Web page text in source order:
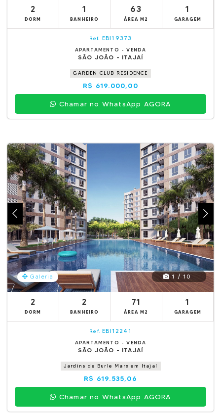
2
DORM
1
BANHEIRO
63
ÁREA M2
1
GARAGEM
Ref. EBI19373
APARTAMENTO - VENDA
SÃO JOÃO - ITAJAÍ
GARDEN CLUB RESIDENCE
R$ 619.000,00
Chamar no WhatsApp AGORA
Galeria 1 / 10
2
DORM
2
BANHEIRO
71
ÁREA M2
1
GARAGEM
Ref. EBI12241
APARTAMENTO - VENDA
SÃO JOÃO - ITAJAÍ
Jardins de Burle Marx em Itajaí
R$ 619.535,06
Chamar no WhatsApp AGORA